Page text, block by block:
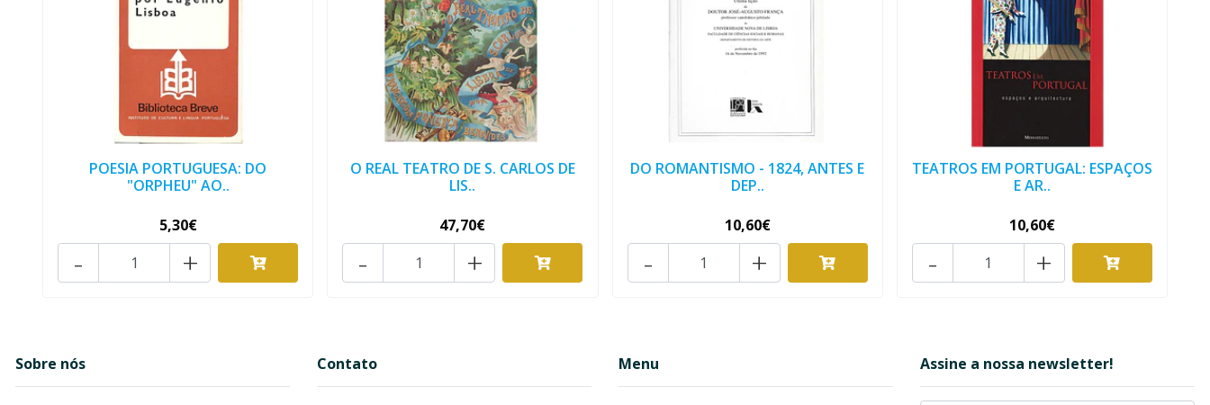
POESIA PORTUGUESA: DO
"ORPHEU" AO..
5,30€
+
-
O REAL TEATRO DE S. CARLOS DE
LIS..
47,70€
+
-
DO ROMANTISMO - 1824, ANTES E
DEP..
10,60€
+
-
TEATROS EM PORTUGAL: ESPAÇOS
E AR..
10,60€
+
-
Sobre nós Contato Menu Assine a nossa newsletter!